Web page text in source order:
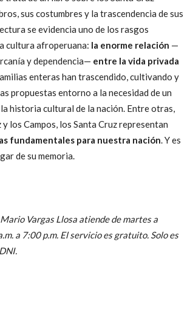
sus costumbres y la trascendencia de sus
se evidencia uno de los rasgos
cultura afroperuana: la enorme relación —
y dependencia— entre la vida privada
enteras han trascendido, cultivando y
propuestas entorno a la necesidad de un
historia cultural de la nación. Entre otras,
los Campos, los Santa Cruz representan
fundamentales para nuestra nación . Y es
de su memoria.
Vargas Llosa atiende de martes a
a 7:00 p.m. El servicio es gratuito. Solo es